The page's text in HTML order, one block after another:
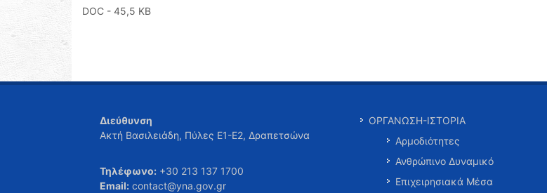
DOC - 45,5 KB
Διεύθυνση
Ακτή Βασιλειάδη, Πύλες Ε1-Ε2, Δραπετσώνα
Τηλέφωνο: +30 213 137 1700
Email: contact@yna.gov.gr
ΟΡΓΑΝΩΣΗ-ΙΣΤΟΡΙΑ
Αρμοδιότητες
Ανθρώπινο Δυναμικό
Επιχειρησιακά Μέσα